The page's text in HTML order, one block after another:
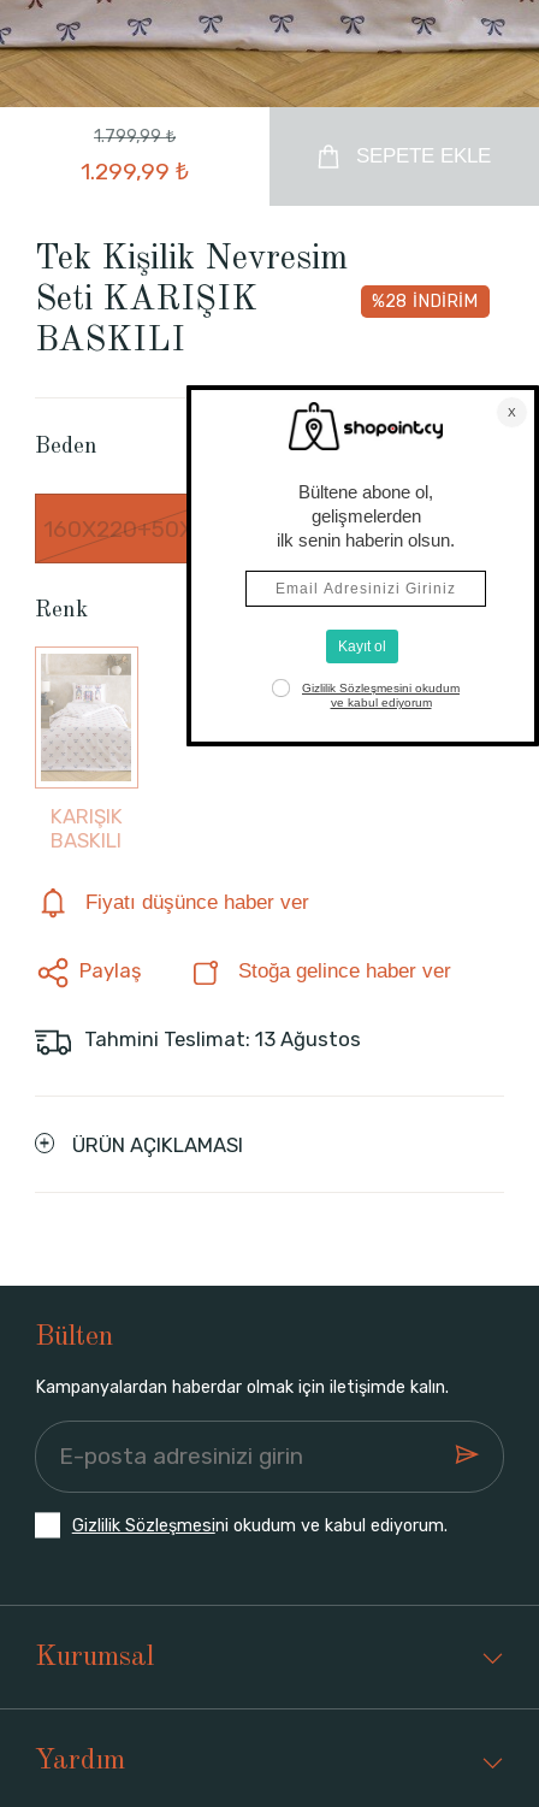
1.799,99 ₺
1.299,99 ₺
SEPETE EKLE
Tek Kişilik Nevresim
Seti KARIŞIK
BASKILI
%28 İNDİRİM
Beden Beden Tablosu
160X220+50X70
Renk
KARIŞIK
BASKILI
Fiyatı düşünce haber ver
Paylaş Stoğa gelince haber ver
Tahmini Teslimat: 13 Ağustos
ÜRÜN AÇIKLAMASI
Bülten
Kampanyalardan haberdar olmak için iletişimde kalın.
Gizlilik Sözleşmesini okudum ve kabul ediyorum.
Kurumsal
Yardım